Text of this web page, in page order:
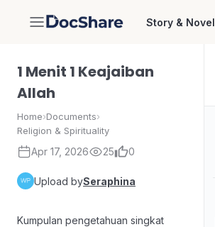
DocShare Story & Novel
1 Menit 1 Keajaiban
Allah
Home›Documents›
Religion & Spirituality
Apr 17, 2026 25 0
Upload bySeraphina
Kumpulan pengetahuan singkat